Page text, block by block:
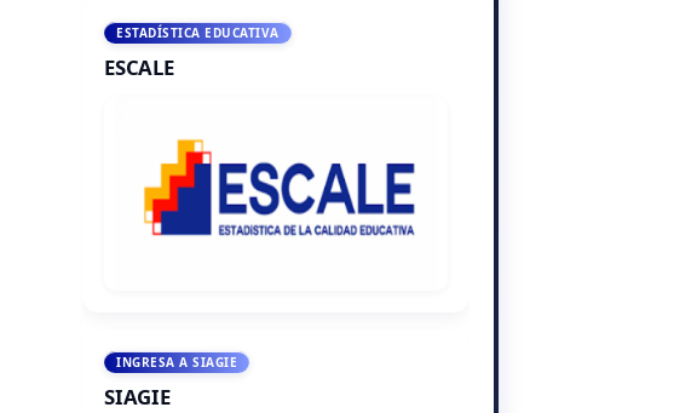
ESTADÍSTICA EDUCATIVA
ESCALE
INGRESA A SIAGIE
SIAGIE